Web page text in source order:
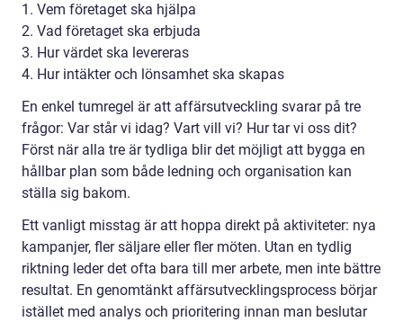
1. Vem företaget ska hjälpa
2. Vad företaget ska erbjuda
3. Hur värdet ska levereras
4. Hur intäkter och lönsamhet ska skapas
En enkel tumregel är att affärsutveckling svarar på tre
frågor: Var står vi idag? Vart vill vi? Hur tar vi oss dit?
Först när alla tre är tydliga blir det möjligt att bygga en
hållbar plan som både ledning och organisation kan
ställa sig bakom.
Ett vanligt misstag är att hoppa direkt på aktiviteter: nya
kampanjer, fler säljare eller fler möten. Utan en tydlig
riktning leder det ofta bara till mer arbete, men inte bättre
resultat. En genomtänkt affärsutvecklingsprocess börjar
istället med analys och prioritering innan man beslutar